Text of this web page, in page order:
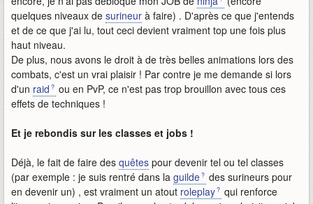
quelques niveaux de surineur à faire) . D'après ce que j'entends
et de ce que j'ai lu, tout ceci devient vraiment top une fois plus
haut niveau.
De plus, nous avons le droit à de très belles animations lors des
combats, c'est un vrai plaisir ! Par contre je me demande si lors
d'un raid
ou en PvP, ce n'est pas trop brouillon avec tous ces
effets de techniques !
Et je rebondis sur les classes et jobs !
Déjà, le fait de faire des quêtes pour devenir tel ou tel classes
(par exemple : je suis rentré dans la guilde
des surineurs pour
en devenir un) , est vraiment un atout roleplay
qui renforce